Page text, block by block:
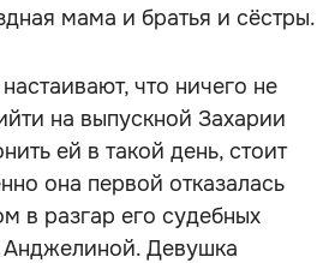
мама и братья и сёстры.
что ничего не
на выпускной Захарии
ей в такой день, стоит
она первой отказалась
в разгар его судебных
Анджелиной. Девушка